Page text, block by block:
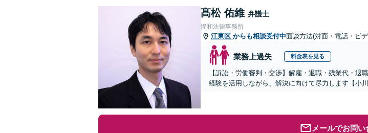
髙松 佑維 弁護士
惺和法律事務所
江東区 からも相談受付中面談方法(対面・電話・ビ
業務上過失 料金表を見る
【訴訟・労働審判・交渉】解雇・退職・残業代・
経験を活用しながら、解決に向けて尽力します【小
メールでお問い